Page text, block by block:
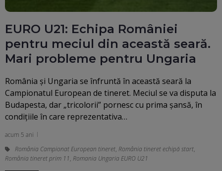
EURO U21: Echipa României
pentru meciul din această seară.
Mari probleme pentru Ungaria
România și Ungaria se înfruntă în această seară la
Campionatul European de tineret. Meciul se va disputa la
Budapesta, dar „tricolorii” pornesc cu prima șansă, în
condițiile în care reprezentativa…
acum 5 ani
România Campionat European tineret, România tineret echipă start,
România tineret prim 11, Romania Ungaria EURO U21